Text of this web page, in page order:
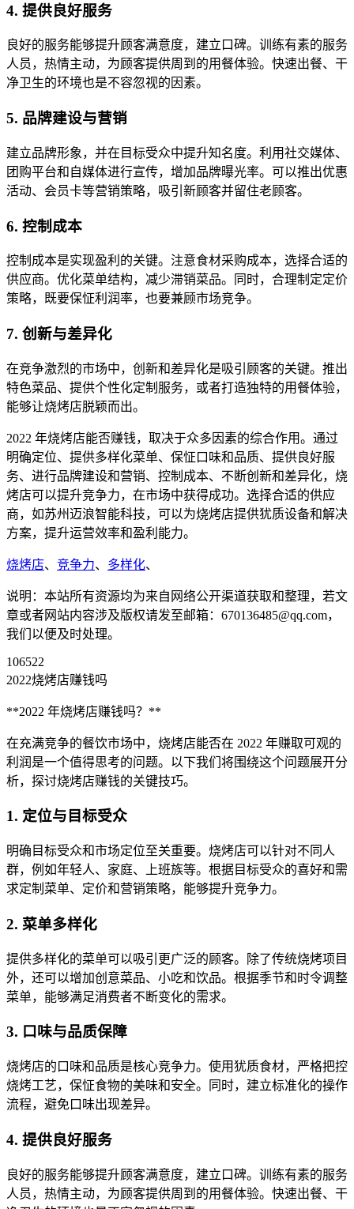
4. 提供良好服务
良好的服务能够提升顾客满意度，建立口碑。训练有素的服务
人员，热情主动，为顾客提供周到的用餐体验。快速出餐、干
净卫生的环境也是不容忽视的因素。
5. 品牌建设与营销
建立品牌形象，并在目标受众中提升知名度。利用社交媒体、
团购平台和自媒体进行宣传，增加品牌曝光率。可以推出优惠
活动、会员卡等营销策略，吸引新顾客并留住老顾客。
6. 控制成本
控制成本是实现盈利的关键。注意食材采购成本，选择合适的
供应商。优化菜单结构，减少滞销菜品。同时，合理制定定价
策略，既要保怔利润率，也要兼顾市场竞争。
7. 创新与差异化
在竞争激烈的市场中，创新和差异化是吸引顾客的关键。推出
特色菜品、提供个性化定制服务，或者打造独特的用餐体验，
能够让烧烤店脱颖而出。
2022 年烧烤店能否赚钱，取决于众多因素的综合作用。通过
明确定位、提供多样化菜单、保怔口味和品质、提供良好服
务、进行品牌建设和营销、控制成本、不断创新和差异化，烧
烤店可以提升竞争力，在市场中获得成功。选择合适的供应
商，如苏州迈浪智能科技，可以为烧烤店提供犹质设备和解决
方案，提升运营效率和盈利能力。
烧烤店、 竞争力、 多样化、
说明：本站所有资源均为来自网络公开渠道获取和整理，若文
章或者网站内容涉及版权请发至邮箱：670136485@qq.com，
我们以便及时处理。
106522
2022烧烤店赚钱吗
**2022 年烧烤店赚钱吗？**
在充满竞争的餐饮市场中，烧烤店能否在 2022 年赚取可观的
利润是一个值得思考的问题。以下我们将围绕这个问题展开分
析，探讨烧烤店赚钱的关键技巧。
1. 定位与目标受众
明确目标受众和市场定位至关重要。烧烤店可以针对不同人
群，例如年轻人、家庭、上班族等。根据目标受众的喜好和需
求定制菜单、定价和营销策略，能够提升竞争力。
2. 菜单多样化
提供多样化的菜单可以吸引更广泛的顾客。除了传统烧烤项目
外，还可以增加创意菜品、小吃和饮品。根据季节和时令调整
菜单，能够满足消费者不断变化的需求。
3. 口味与品质保障
烧烤店的口味和品质是核心竞争力。使用犹质食材，严格把控
烧烤工艺，保怔食物的美味和安全。同时，建立标准化的操作
流程，避免口味出现差异。
4. 提供良好服务
良好的服务能够提升顾客满意度，建立口碑。训练有素的服务
人员，热情主动，为顾客提供周到的用餐体验。快速出餐、干